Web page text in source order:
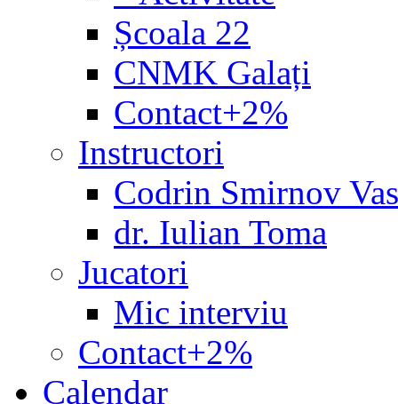
Școala 22
CNMK Galați
Contact+2%
Instructori
Codrin Smirnov
dr. Iulian Toma
Jucatori
Mic interviu
Contact+2%
Calendar